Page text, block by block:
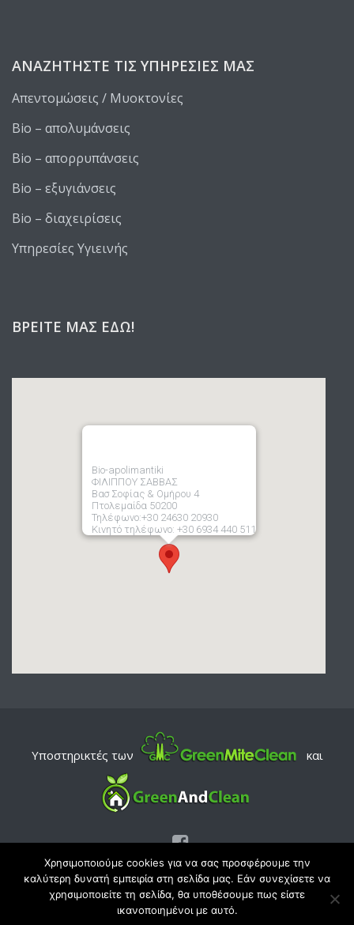
ΑΝΑΖΗΤΉΣΤΕ ΤΙΣ ΥΠΗΡΕΣΊΕΣ ΜΑΣ
Απεντομώσεις / Μυοκτονίες
Bio – απολυμάνσεις
Bio – απορρυπάνσεις
Bio – εξυγιάνσεις
Bio – διαχειρίσεις
Υπηρεσίες Υγιεινής
ΒΡΕΊΤΕ ΜΑΣ ΕΔΏ!
Bio-apolimantiki
ΦΙΛΙΠΠΟΥ ΣΑΒΒΑΣ
Βασ Σοφίας & Ομήρου 4
Πτολεμαίδα 50200
Τηλέφωνο:+30 24630 20930
Κινητό τηλέφωνο: +30 6934 440 511
Υποστηρικτές των και
© Copyright 2026
• Theme Designed byMotoPress• Proudly Powered by
• Σχεδίαση | Κατασκευή ιστοσελίδας | Προσαρμογή
Χρησιμοποιούμε cookies για να σας προσφέρουμε την
καλύτερη δυνατή εμπειρία στη σελίδα μας. Εάν συνεχίσετε να
χρησιμοποιείτε τη σελίδα, θα υποθέσουμε πως είστε
ικανοποιημένοι με αυτό.